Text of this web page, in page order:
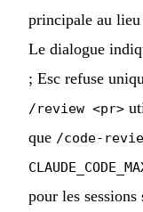
principale au lieu
Le dialogue
; Esc refuse
/review <pr>
que /code-
pour les sessions